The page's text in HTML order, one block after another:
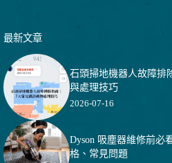
最新文章
石頭掃地機器人故障排
與處理技巧
2026-07-16
Dyson 吸塵器維修前必
格、常見問題